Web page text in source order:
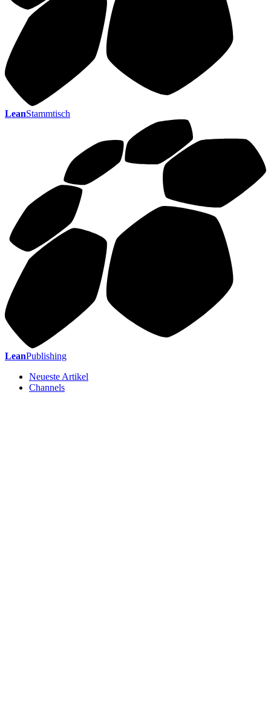
LeanStammtisch
LeanPublishing
Neueste Artikel
Channels